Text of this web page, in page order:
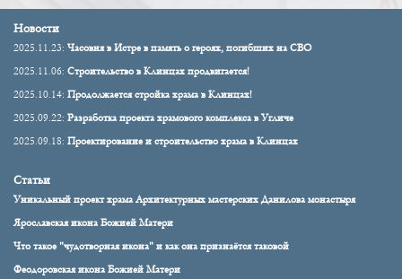
Новости
2025.11.23: Часовня в Истре в память о героях, погибших на СВО
2025.11.06: Строительство в Клинцах продвигается!
2025.10.14: Продолжается стройка храма в Клинцах!
2025.09.22: Разработка проекта храмового комплекса в Угличе
2025.09.18: Проектирование и строительство храма в Клинцах
Статьи
Уникальный проект храма Архитектурных мастерских Данилова монастыря
Ярославская икона Божией Матери
Что такое "чудотворная икона" и как она признаётся таковой
Феодоровская икона Божией Матери